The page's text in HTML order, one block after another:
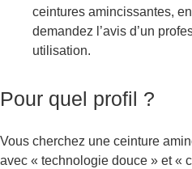
ceintures amincissantes,
demandez l’avis d’un
utilisation.
Pour quel profil ?
Vous cherchez une ceinture
avec « technologie douce » et «